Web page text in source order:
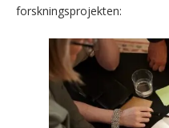
forskningsprojekten: